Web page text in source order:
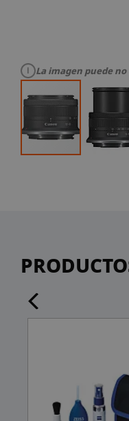
La imagen puede
la
galería
imágenes